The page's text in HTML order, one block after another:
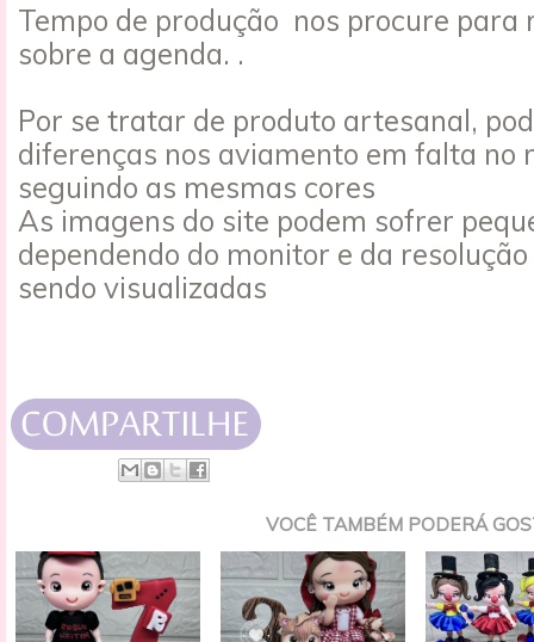
Tempo de produção nos procure para
sobre a agenda. .
Por se tratar de produto artesanal,
diferenças nos aviamento em falta no
seguindo as mesmas cores
As imagens do site podem sofrer
dependendo do monitor e da
sendo visualizadas
VOCÊ TAMBÉM PODERÁ